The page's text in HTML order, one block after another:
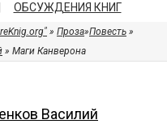
ОБСУЖДЕНИЯ КНИГ
» Проза»Повесть »
» Маги Канверона
Василий